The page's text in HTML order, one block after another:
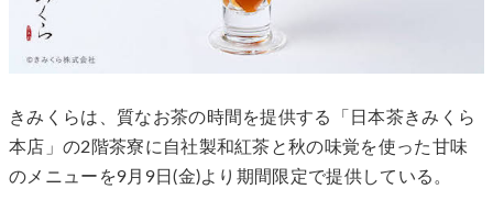
きみくらは、質なお茶の時間を提供する「日本茶きみくら
本店」の2階茶寮に自社製和紅茶と秋の味覚を使った甘味
のメニューを9月9日(金)より期間限定で提供している。